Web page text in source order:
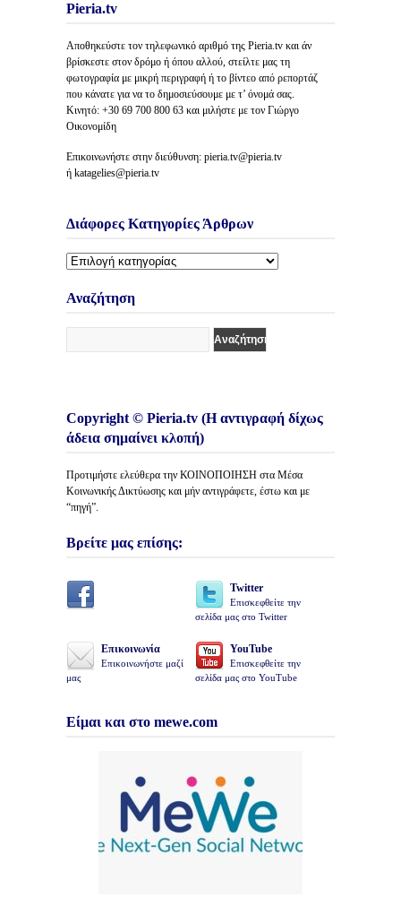
Pieria.tv
Αποθηκεύστε τον τηλεφωνικό αριθμό της Pieria.tv και άν
βρίσκεστε στον δρόμο ή όπου αλλού, στείλτε μας τη
φωτογραφία με μικρή περιγραφή ή το βίντεο από ρεπορτάζ
που κάνατε για να το δημοσιεύσουμε με τ’ όνομά σας.
Κινητό: +30 69 700 800 63 και μιλήστε με τον Γιώργο
Οικονομίδη
Επικοινωνήστε στην διεύθυνση: pieria.tv@pieria.tv
ή katagelies@pieria.tv
Διάφορες Κατηγορίες Άρθρων
Διάφορες
Άρθρων
Αναζήτηση
Copyright © Pieria.tv (Η αντιγραφή δίχως
άδεια σημαίνει κλοπή)
Προτιμήστε ελεύθερα την ΚΟΙΝΟΠΟΙΗΣΗ στα Μέσα
Κοινωνικής Δικτύωσης και μήν αντιγράφετε, έστω και με
“πηγή”.
Βρείτε μας επίσης:
Twitter
Επισκεφθείτε την
σελίδα μας στο Twitter
Επικοινωνία
Επικοινωνήστε μαζί
μας
YouTube
Επισκεφθείτε την
σελίδα μας στο YouTube
Είμαι και στο mewe.com